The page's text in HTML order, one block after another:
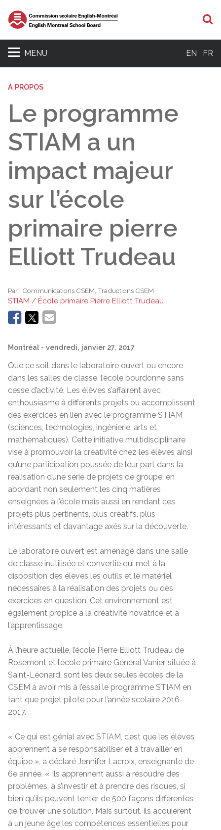
MENU EN FR
À PROPOS
Le programme
STIAM a un
impact majeur
sur l’école
primaire pierre
Elliott Trudeau
Par : Communications CSEM, Traductions CSEM
STIAM / École primaire Pierre Elliott Trudeau
Montréal - vendredi, janvier 27, 2017
Que ce soit dans le laboratoire ouvert ou encore
dans les salles de classe, l’école bourdonne sans
cesse d’activité. Les élèves s’affairent avec
enthousiasme à différents projets ou accomplissent
des exercices en lien avec le programme STIAM
(sciences, technologies, ingénierie, arts et
mathématiques). Cette initiative multidisciplinaire
vise à promouvoir la créativité chez les élèves ainsi
qu’une participation poussée de leur part dans la
réalisation d’une série de projets de groupe, en
abordant non seulement les cinq matières
enseignées à l’école mais aussi en rendant ces
projets plus pertinents, plus créatifs, plus
intéressants et davantage axés sur la découverte.
Le laboratoire ouvert est aménagé dans une salle
de classe inutilisée et convertie qui met à la
disposition des élèves les outils et le matériel
nécessaires à la réalisation des projets ou des
exercices en question. Cet environnement est
également propice à la créativité novatrice et à
l’apprentissage.
À l’heure actuelle, l’école Pierre Elliott Trudeau de
Rosemont et l’école primaire Général Vanier, située à
Saint-Léonard, sont les deux seules écoles de la
CSEM à avoir mis à l’essai le programme STIAM en
tant que projet pilote pour l’année scolaire 2016-
2017.
« Ce qui est génial avec STIAM, c’est que les élèves
apprennent à se responsabiliser et à travailler en
équipe », a déclaré Jennifer Lacroix, enseignante de
6e année. « Ils apprennent aussi à résoudre des
problèmes, à s’investir et à prendre des risques, si
bien qu’ils peuvent tenter de 500 façons différentes
de trouver une solution. Mais surtout, ils acquièrent
à un jeune âge les compétences essentielles pour